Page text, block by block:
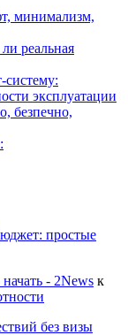
минимализм,
реальная
систему:
эксплуатации
безпечно,
простые
- 2News к
без визы